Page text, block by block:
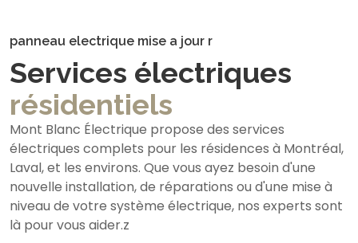
panneau electrique mise a jour r
Services électriques
résidentiels
Mont Blanc Électrique propose des services
électriques complets pour les résidences à Montréal,
Laval, et les environs. Que vous ayez besoin d'une
nouvelle installation, de réparations ou d'une mise à
niveau de votre système électrique, nos experts sont
là pour vous aider.z